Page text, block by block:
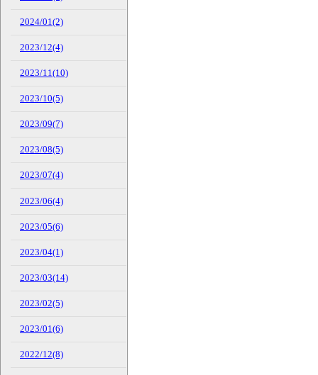
2024/01(2)
2023/12(4)
2023/11(10)
2023/10(5)
2023/09(7)
2023/08(5)
2023/07(4)
2023/06(4)
2023/05(6)
2023/04(1)
2023/03(14)
2023/02(5)
2023/01(6)
2022/12(8)